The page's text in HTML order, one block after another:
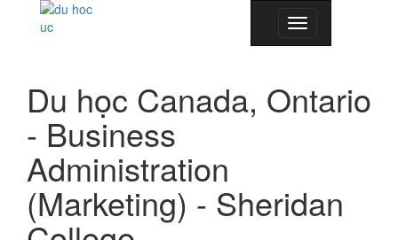
Toggle
navigation
Du học Canada, Ontario
- Business
Administration
(Marketing) - Sheridan